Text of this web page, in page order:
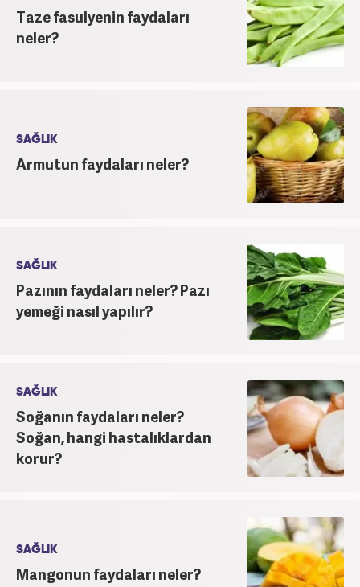
Taze fasulyenin faydaları
neler?
SAĞLIK
Armutun faydaları neler?
SAĞLIK
Pazının faydaları neler? Pazı
yemeği nasıl yapılır?
SAĞLIK
Soğanın faydaları neler?
Soğan, hangi hastalıklardan
korur?
SAĞLIK
Mangonun faydaları neler?